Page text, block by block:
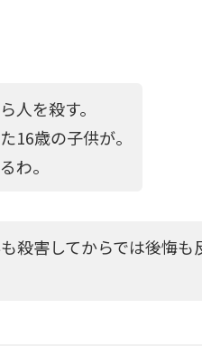
人を殺す。
16歳の子供が。
わ。
殺害してからでは後悔